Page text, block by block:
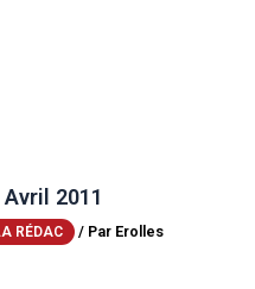
2011
RÉDAC / Par Erolles